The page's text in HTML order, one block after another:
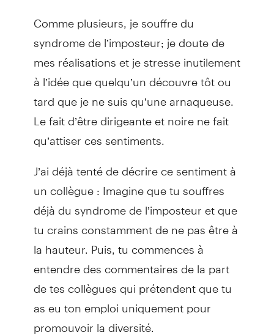
Comme plusieurs, je souffre du
syndrome de l’imposteur; je doute de
mes réalisations et je stresse inutilement
à l’idée que quelqu’un découvre tôt ou
tard que je ne suis qu’une arnaqueuse.
Le fait d’être dirigeante et noire ne fait
qu’attiser ces sentiments.
J’ai déjà tenté de décrire ce sentiment à
un collègue : Imagine que tu souffres
déjà du syndrome de l’imposteur et que
tu crains constamment de ne pas être à
la hauteur. Puis, tu commences à
entendre des commentaires de la part
de tes collègues qui prétendent que tu
as eu ton emploi uniquement pour
promouvoir la diversité.